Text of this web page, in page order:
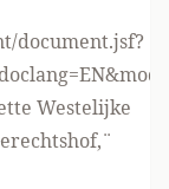
document.jsf?
Westelijke